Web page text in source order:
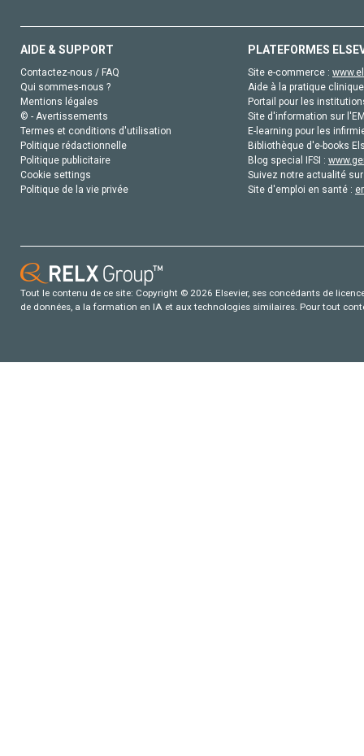
AIDE & SUPPORT
Contactez-nous / FAQ
Qui sommes-nous ?
Mentions légales
© - Avertissements
Termes et conditions d'utilisation
Politique rédactionnelle
Politique publicitaire
Cookie settings
Politique de la vie privée
PLATEFORMES
Site e-commerce :
Aide à la pratique
Portail pour les
Site d'information sur
E-learning pour les
Bibliothèque d'e-books
Blog special IFSI :
Suivez notre actualité
Site d'emploi en santé :
Tout le contenu de ce site: Copyright © 2026 Elsevier, ses concédants de
de données, a la formation en IA et aux technologies similaires. Pour tout